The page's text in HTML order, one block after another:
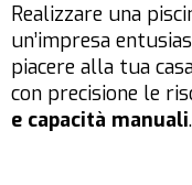
Realizzare una
un’impresa
piacere alla tua
con precisione le
e capacità manuali.